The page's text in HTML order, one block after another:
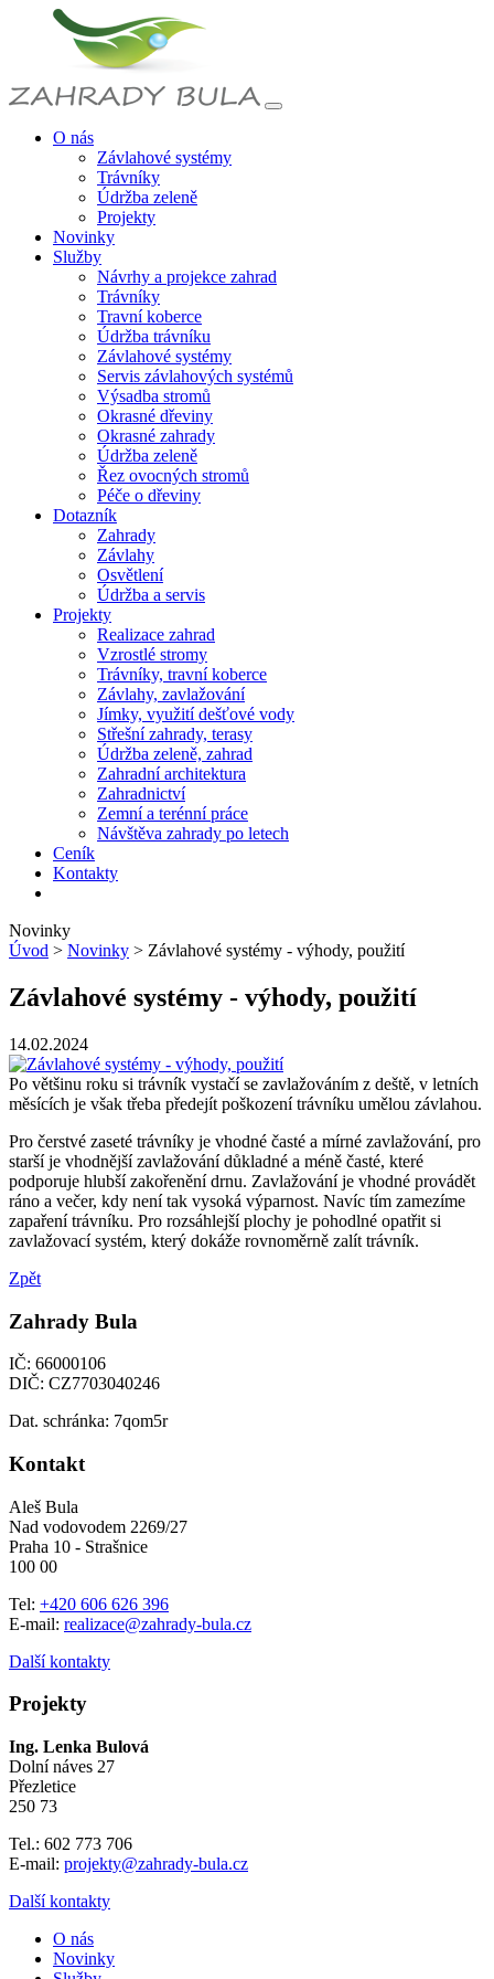
O nás
Závlahové systémy
Trávníky
Údržba zeleně
Projekty
Novinky
Služby
Návrhy a projekce zahrad
Trávníky
Travní koberce
Údržba trávníku
Závlahové systémy
Servis závlahových systémů
Výsadba stromů
Okrasné dřeviny
Okrasné zahrady
Údržba zeleně
Řez ovocných stromů
Péče o dřeviny
Dotazník
Zahrady
Závlahy
Osvětlení
Údržba a servis
Projekty
Realizace zahrad
Vzrostlé stromy
Trávníky, travní koberce
Závlahy, zavlažování
Jímky, využití dešťové vody
Střešní zahrady, terasy
Údržba zeleně, zahrad
Zahradní architektura
Zahradnictví
Zemní a terénní práce
Návštěva zahrady po letech
Ceník
Kontakty
Novinky
Úvod > Novinky > Závlahové systémy - výhody, použití
Závlahové systémy - výhody, použití
14.02.2024
Po většinu roku si trávník vystačí se zavlažováním z deště, v letních
měsících je však třeba předejít poškození trávníku umělou závlahou.
Pro čerstvé zaseté trávníky je vhodné časté a mírné zavlažování, pro
starší je vhodnější zavlažování důkladné a méně časté, které
podporuje hlubší zakořenění drnu. Zavlažování je vhodné provádět
ráno a večer, kdy není tak vysoká výparnost. Navíc tím zamezíme
zapaření trávníku. Pro rozsáhlejší plochy je pohodlné opatřit si
zavlažovací systém, který dokáže rovnoměrně zalít trávník.
Zpět
Zahrady Bula
IČ: 66000106
DIČ: CZ7703040246
Dat. schránka: 7qom5r
Kontakt
Aleš Bula
Nad vodovodem 2269/27
Praha 10 - Strašnice
100 00
Tel: +420 606 626 396
E-mail: realizace@zahrady-bula.cz
Další kontakty
Projekty
Ing. Lenka Bulová
Dolní náves 27
Přezletice
250 73
Tel.: 602 773 706
E-mail: projekty@zahrady-bula.cz
Další kontakty
O nás
Novinky